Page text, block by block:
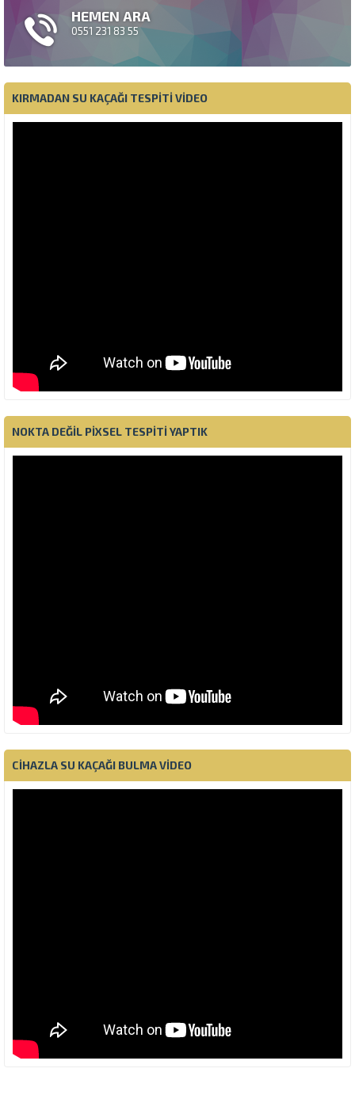
HEMEN ARA
0551 231 83 55
KIRMADAN SU KAÇAĞI TESPITI VIDEO
NOKTA DEĞIL PIXSEL TESPITI YAPTIK
CIHAZLA SU KAÇAĞI BULMA VIDEO